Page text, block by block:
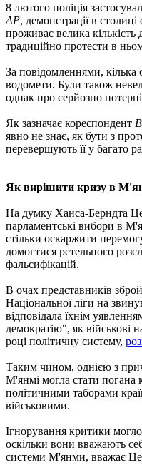
8 лютого поліція
AP, демонстрації в
проживає велика кількість
традиційно протести в
За повідомленнями, кілька
водомети. Були також
однак про серйозно
Як зазначає кореспондент
явно не знає, як бути з
перевершують її у багато
Як вирішити кризу в
На думку Ханса-Берндта
парламентські вибори в
стільки оскаржити
домогтися ретельного
фальсифікацій.
В очах представників
Національної ліги на
відповідала їхнім
демократію", як військові
році політичну систему,
Таким чином, однією з
М'янмі могла стати погана
політичними таборами
військовими.
Ігнорування критики могло
оскільки вони вважають
системи М'янми, вважає